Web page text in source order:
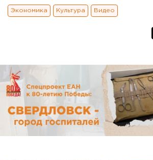
Экономика Культура Видео